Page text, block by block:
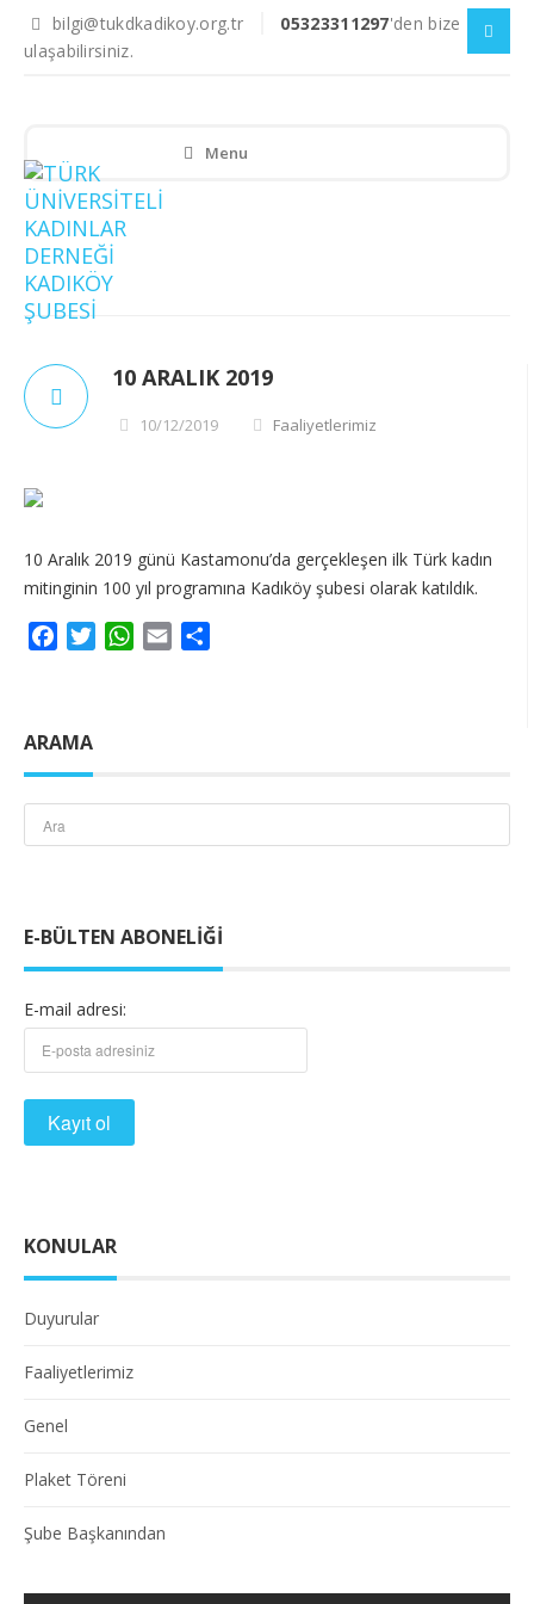
bilgi@tukdkadikoy.org.tr 05323311297'den bize
ulaşabilirsiniz.
Menu
10 ARALIK 2019
10/12/2019 Faaliyetlerimiz
10 Aralık 2019 günü Kastamonu’da gerçekleşen ilk Türk kadın
mitinginin 100 yıl programına Kadıköy şubesi olarak katıldık.
FacebookTwitterWhatsApp
Email
ARAMA
E-BÜLTEN ABONELIĞI
E-mail adresi:
KONULAR
Duyurular
Faaliyetlerimiz
Genel
Plaket Töreni
Şube Başkanından